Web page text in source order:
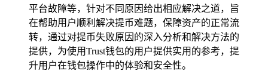
平台故障等，针对不同原因给出相应解决之道，旨
在帮助用户顺利解决提币难题，保障资产的正常流
转，通过对提币失败原因的深入分析和解决方法的
提供，为使用Trust钱包的用户提供实用的参考，提
升用户在钱包操作中的体验和安全性。